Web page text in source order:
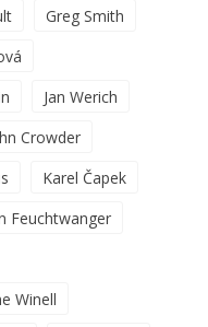
Greg Smith
Jan Werich
Crowder
Karel Čapek
Feuchtwanger
Winell